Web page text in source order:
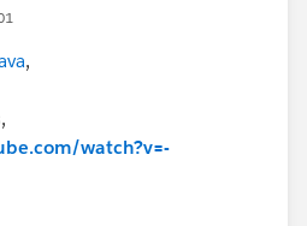
,
watch?v=-